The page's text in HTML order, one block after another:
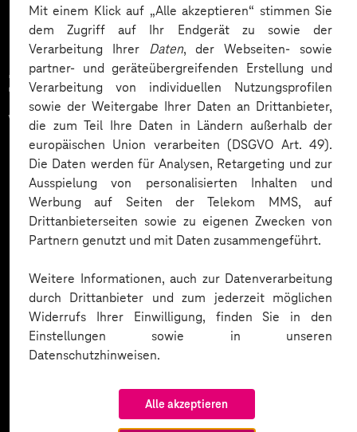
Mit einem Klick auf „Alle akzeptieren“ stimmen Sie
dem Zugriff auf Ihr Endgerät zu sowie der
Verarbeitung Ihrer Daten, der Webseiten- sowie
partner- und geräteübergreifenden Erstellung und
Verarbeitung von individuellen Nutzungsprofilen
sowie der Weitergabe Ihrer Daten an Drittanbieter,
die zum Teil Ihre Daten in Ländern außerhalb der
europäischen Union verarbeiten (DSGVO Art. 49).
Die Daten werden für Analysen, Retargeting und zur
Ausspielung von personalisierten Inhalten und
Werbung auf Seiten der Telekom MMS, auf
Drittanbieterseiten sowie zu eigenen Zwecken von
Partnern genutzt und mit Daten zusammengeführt.
Weitere Informationen, auch zur Datenverarbeitung
durch Drittanbieter und zum jederzeit möglichen
Widerrufs Ihrer Einwilligung, finden Sie in den
Einstellungen sowie in unseren
Datenschutzhinweisen.
Alle akzeptieren
Zahlreiche Unternehmen
vertrauen auf unsere
Expertise. Hier eine Auswahl: